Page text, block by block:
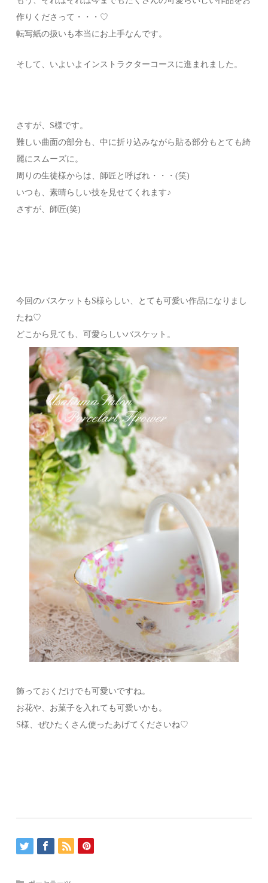
作りくださって・・・♡
転写紙の扱いも本当にお上手なんです。
そして、いよいよインストラクターコースに進まれました。
さすが、S様です。
難しい曲面の部分も、中に折り込みながら貼る部分もとても綺
麗にスムーズに。
周りの生徒様からは、師匠と呼ばれ・・・(笑)
いつも、素晴らしい技を見せてくれます♪
さすが、師匠(笑)
今回のバスケットもS様らしい、とても可愛い作品になりまし
たね♡
どこから見ても、可愛らしいバスケット。
飾っておくだけでも可愛いですね。
お花や、お菓子を入れても可愛いかも。
S様、ぜひたくさん使ったあげてくださいね♡